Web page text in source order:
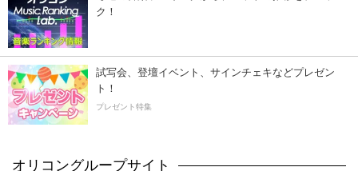
ク！
試写会、登壇イベント、サインチェキなどプレゼン
ト！
プレゼント特集
オリコングループサイト